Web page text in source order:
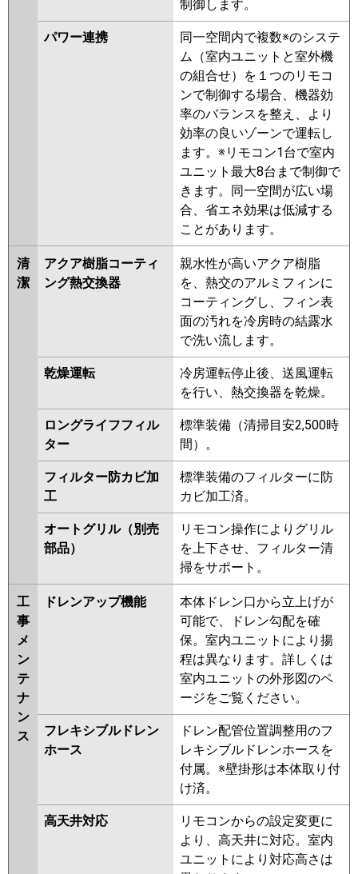
PA-P56L7SHNB PA-P56L7SHB
PA-P56L7SHA PA-P56L7SHNA
PA-P56L7SH PA-P56L7SHN PA-
P56L6SHB PA-P56L6SHNB PA-
P56L6SHA PA-P56L6SHN1 PA-
P56L6SHN
PA-P56L6SH
制御します。
パワー連携
同一空間内で複数※のシステ
ム（室内ユニットと室外機
の組合せ）を１つのリモコ
ンで制御する場合、機器効
率のバランスを整え、より
効率の良いゾーンで運転し
ます。※リモコン1台で室内
ユニット最大8台まで制御で
きます。同一空間が広い場
合、省エネ効果は低減する
ことがあります。
清
潔
アクア樹脂コーティ
ング熱交換器
親水性が高いアクア樹脂
を、熱交のアルミフィンに
コーティングし、フィン表
面の汚れを冷房時の結露水
で洗い流します。
乾燥運転
冷房運転停止後、送風運転
を行い、熱交換器を乾燥。
ロングライフフィル
ター
標準装備（清掃目安2,500時
間）。
フィルター防カビ加
工
標準装備のフィルターに防
カビ加工済。
オートグリル（別売
部品）
リモコン操作によりグリル
を上下させ、フィルター清
掃をサポート。
工
事
メ
ン
テ
ナ
ン
ス
ドレンアップ機能
本体ドレン口から立上げが
可能で、ドレン勾配を確
保。室内ユニットにより揚
程は異なります。詳しくは
室内ユニットの外形図のペ
ージをご覧ください。
フレキシブルドレン
ホース
ドレン配管位置調整用のフ
レキシブルドレンホースを
付属。※壁掛形は本体取り付
け済。
高天井対応
リモコンからの設定変更に
より、高天井に対応。室内
ユニットにより対応高さは